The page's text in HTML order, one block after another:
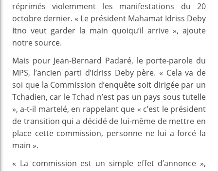
réprimés violemment les manifestations du 20
octobre dernier. « Le président Mahamat Idriss Deby
Itno veut garder la main quoiqu’il arrive », ajoute
notre source.
Mais pour Jean-Bernard Padaré, le porte-parole du
MPS, l’ancien parti d’Idriss Deby père. « Cela va de
soi que la Commission d’enquête soit dirigée par un
Tchadien, car le Tchad n’est pas un pays sous tutelle
», a-t-il martelé, en rappelant que « c’est le président
de transition qui a décidé de lui-même de mettre en
place cette commission, personne ne lui a forcé la
main ».
« La commission est un simple effet d’annonce »,